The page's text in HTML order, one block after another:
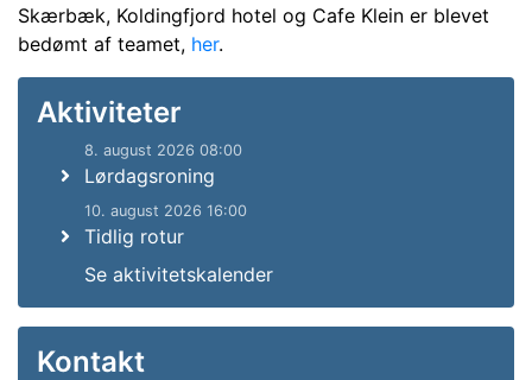
Skærbæk, Koldingfjord hotel og Cafe Klein er blevet
bedømt af teamet, her.
Aktiviteter
8. august 2026 08:00
Lørdagsroning
10. august 2026 16:00
Tidlig rotur
Se aktivitetskalender
Kontakt